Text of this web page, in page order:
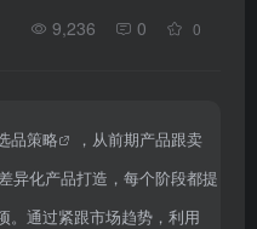
9,236 0 0
品策略 ，从前期产品跟卖
异化产品打造，每个阶段都提
。通过紧跟市场趋势，利用